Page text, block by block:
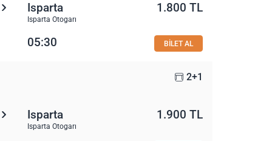
Isparta
Isparta Otogarı
1.800 TL
05:30 BİLET AL
2+1
Isparta
Isparta Otogarı
1.900 TL